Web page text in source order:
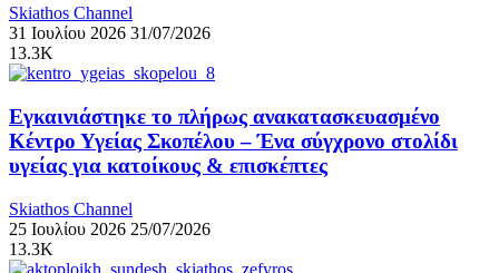
Skiathos Channel
31 Ιουλίου 2026 31/07/2026
13.3K
Εγκαινιάστηκε το πλήρως ανακατασκευασμένο
Κέντρο Υγείας Σκοπέλου – Ένα σύγχρονο στολίδι
υγείας για κατοίκους & επισκέπτες
Skiathos Channel
25 Ιουλίου 2026 25/07/2026
13.3K